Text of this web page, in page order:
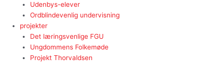
Udenbys-elever
Ordblindevenlig undervisning
projekter
Det læringsvenlige FGU
Ungdommens Folkemøde
Projekt Thorvaldsen